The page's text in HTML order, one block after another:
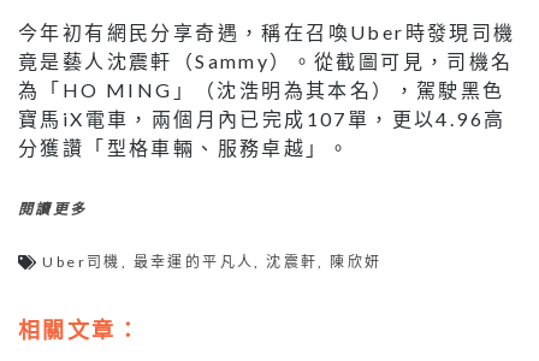
今年初有網民分享奇遇，稱在召喚Uber時發現司機
竟是藝人沈震軒（Sammy）。從截圖可見，司機名
為「HO MING」（沈浩明為其本名），駕駛黑色
寶馬iX電車，兩個月內已完成107單，更以4.96高
分獲讚「型格車輛、服務卓越」。
閱讀更多
Uber司機 , 最幸運的平凡人,沈震軒, 陳欣妍
相關文章：